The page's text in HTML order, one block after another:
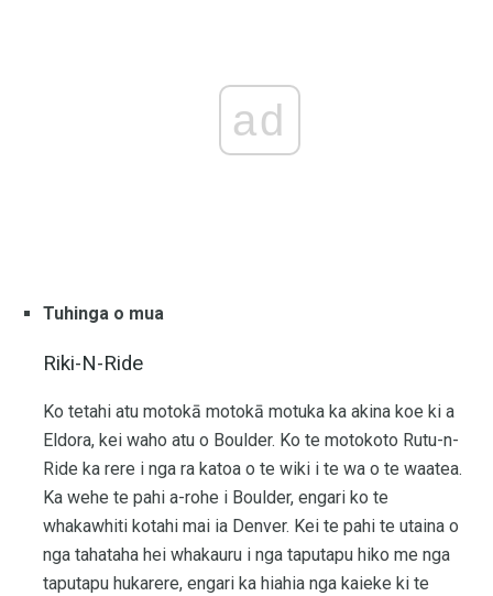
ad
Tuhinga o mua
Riki-N-Ride
Ko tetahi atu motokā motokā motuka ka akina koe ki a
Eldora, kei waho atu o Boulder. Ko te motokoto Rutu-n-
Ride ka rere i nga ra katoa o te wiki i te wa o te waatea.
Ka wehe te pahi a-rohe i Boulder, engari ko te
whakawhiti kotahi mai ia Denver. Kei te pahi te utaina o
nga tahataha hei whakauru i nga taputapu hiko me nga
taputapu hukarere, engari ka hiahia nga kaieke ki te